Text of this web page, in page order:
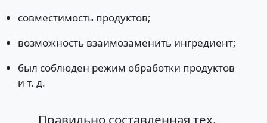
совместимость продуктов;
возможность взаимозаменить ингредиент;
был соблюден режим обработки продуктов
и т. д.
Правильно составленная тех.